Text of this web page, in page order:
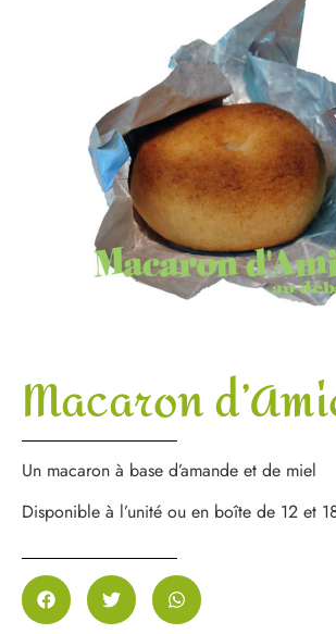
Macaron
Un macaron à base d’amande et de miel
Disponible à l’unité ou en boîte de 12 et